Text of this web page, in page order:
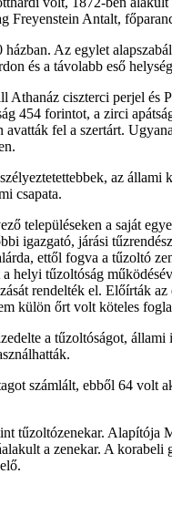
Freyenstein Antalt,
Az egylet
és a távolabb eső
ciszterci perjel és
454 forintot, a zirci
avatták fel a szertárt.
az
csapata.
településeken a saját
igazgató, járási
ettől fogva a tűzoltó
helyi tűzoltóság
rendelték el. Előírták
külön őrt volt köteles
a tűzoltóságot,
számlált, ebből 64
tűzoltózenekar. Alapítója
a zenekar. A